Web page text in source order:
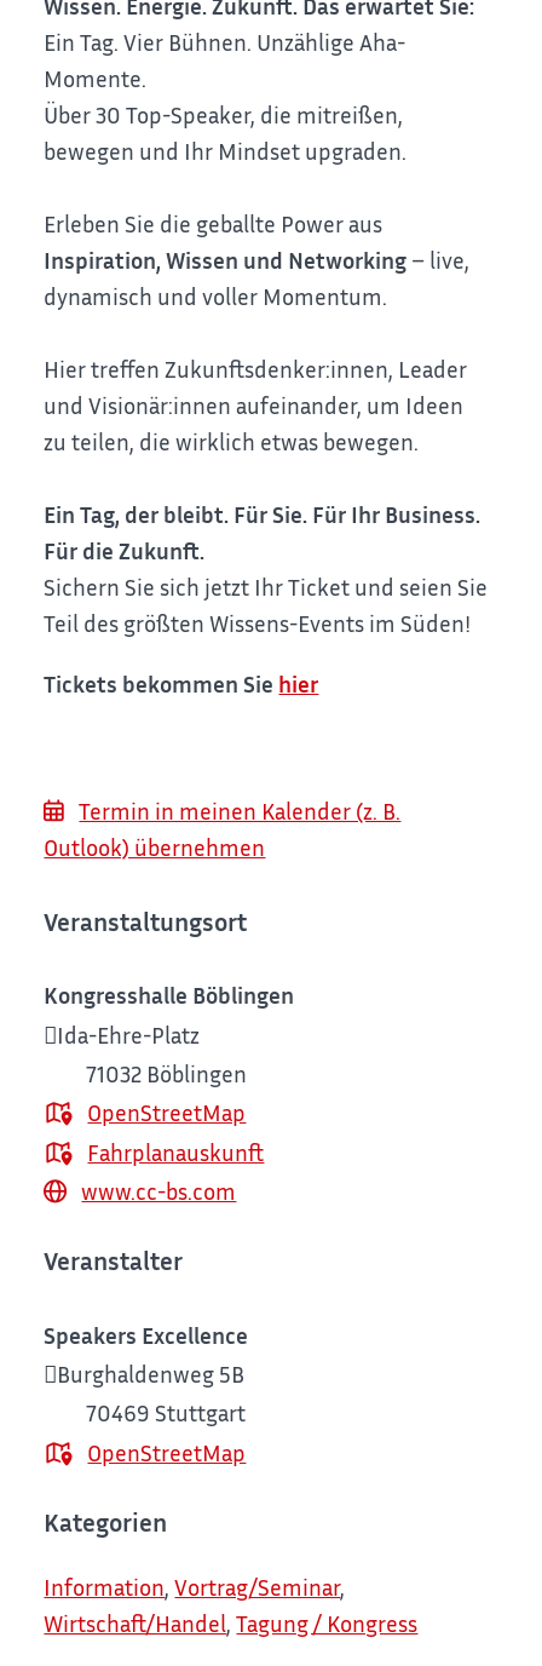
Ein Tag. Vier Bühnen. Unzählige Aha-
Momente.
Über 30 Top-Speaker, die mitreißen,
bewegen und Ihr Mindset upgraden.
Erleben Sie die geballte Power aus
Inspiration, Wissen und Networking – live,
dynamisch und voller Momentum.
Hier treffen Zukunftsdenker:innen, Leader
und Visionär:innen aufeinander, um Ideen
zu teilen, die wirklich etwas bewegen.
Ein Tag, der bleibt. Für Sie. Für Ihr Business.
Für die Zukunft.
Sichern Sie sich jetzt Ihr Ticket und seien Sie
Teil des größten Wissens-Events im Süden!
Tickets bekommen Sie hier
Termin in meinen Kalender (z. B.
Outlook) übernehmen
Veranstaltungsort
Kongresshalle Böblingen
Ida-Ehre-Platz
71032 Böblingen
OpenStreetMap
Fahrplanauskunft
www.cc-bs.com
Veranstalter
Speakers Excellence
Burghaldenweg 5B
70469 Stuttgart
OpenStreetMap
Kategorien
Information,Vortrag/Seminar,
Wirtschaft/Handel,Tagung / Kongress